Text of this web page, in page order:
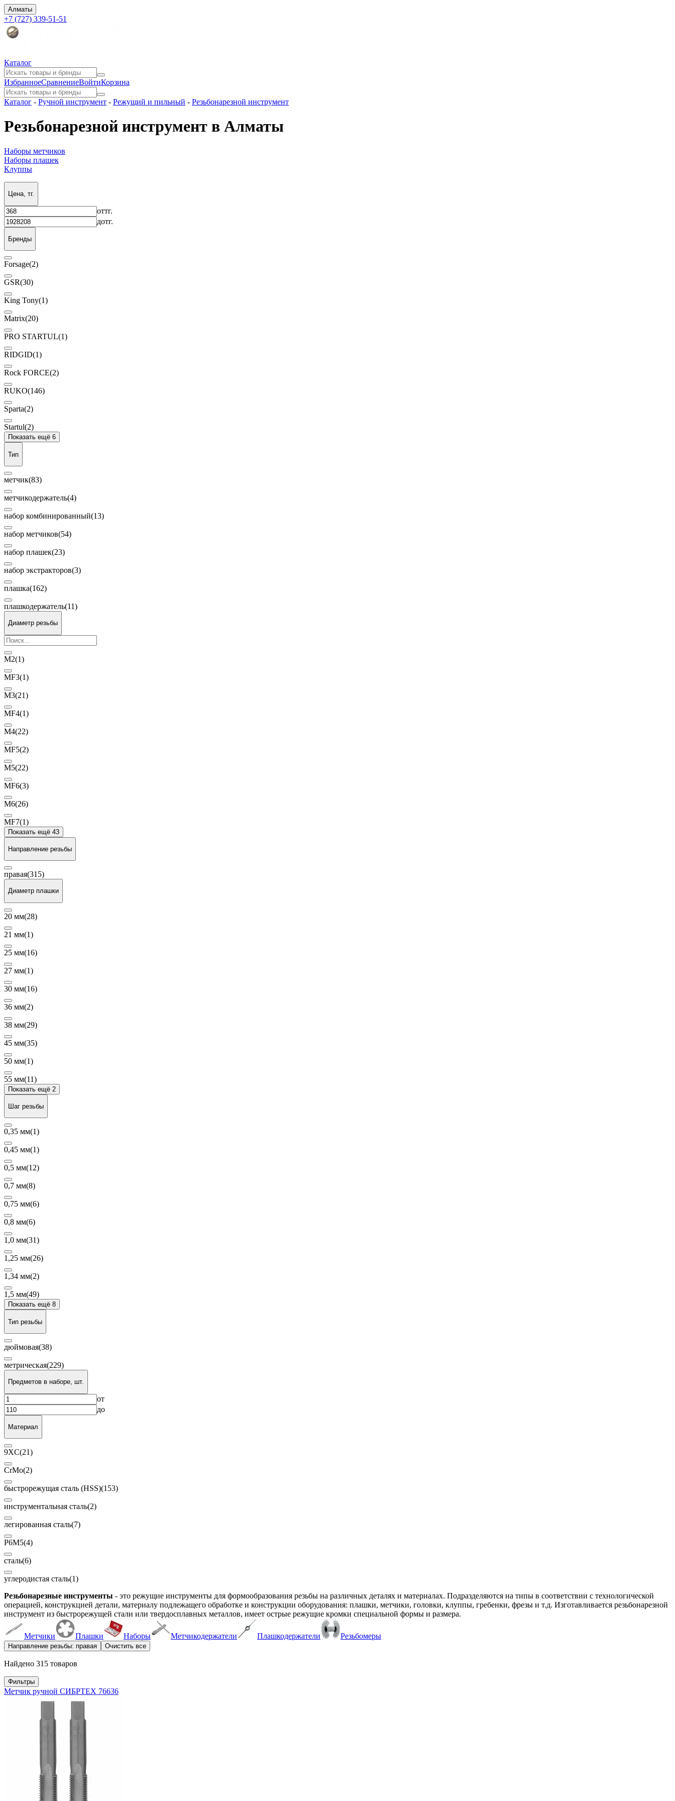
Алматы
+7 (727) 339-51-51
Каталог
ИзбранноеСравнениеВойтиКорзина
Каталог - Ручной инструмент - Режущий и пильный - Резьбонарезной инструмент
Резьбонарезной инструмент в Алматы
Наборы метчиков
Наборы плашек
Клуппы
Цена, тг.
оттг.
дотг.
Бренды
Forsage(2)
GSR(30)
King Tony(1)
Matrix(20)
PRO STARTUL(1)
RIDGID(1)
Rock FORCE(2)
RUKO(146)
Sparta(2)
Startul(2)
Показать ещё 6
Тип
метчик(83)
метчикодержатель(4)
набор комбинированный(13)
набор метчиков(54)
набор плашек(23)
набор экстракторов(3)
плашка(162)
плашкодержатель(11)
Диаметр резьбы
М2(1)
MF3(1)
М3(21)
MF4(1)
М4(22)
MF5(2)
М5(22)
MF6(3)
М6(26)
MF7(1)
Показать ещё 43
Направление резьбы
правая(315)
Диаметр плашки
20 мм(28)
21 мм(1)
25 мм(16)
27 мм(1)
30 мм(16)
36 мм(2)
38 мм(29)
45 мм(35)
50 мм(1)
55 мм(11)
Показать ещё 2
Шаг резьбы
0,35 мм(1)
0,45 мм(1)
0,5 мм(12)
0,7 мм(8)
0,75 мм(6)
0,8 мм(6)
1,0 мм(31)
1,25 мм(26)
1,34 мм(2)
1,5 мм(49)
Показать ещё 8
Тип резьбы
дюймовая(38)
метрическая(229)
Предметов в наборе, шт.
от
до
Материал
9XC(21)
CrMo(2)
быстрорежущая сталь (HSS)(153)
инструментальная сталь(2)
легированная сталь(7)
Р6М5(4)
сталь(6)
углеродистая сталь(1)
Резьбонарезные инструменты - это режущие инструменты для формообразования резьбы на различных деталях и материалах. Подразделяются на типы в соответствии с технологической
операцией, конструкцией детали, материалу подлежащего обработке и конструкции оборудования: плашки, метчики, головки, клуппы, гребенки, фрезы и т.д. Изготавливается резьбонарезной
инструмент из быстрорежущей стали или твердосплавных металлов, имеет острые режущие кромки специальной формы и размера.
Метчики Плашки Наборы Метчикодержатели Плашкодержатели Резьбомеры
Направление резьбы: правая Очистить все
Найдено 315 товаров
Фильтры
Метчик ручной СИБРТЕХ 76636